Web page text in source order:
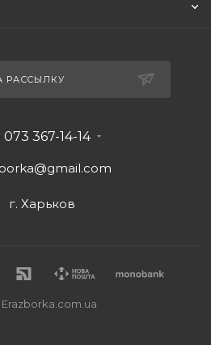
РАССЫЛКУ
073 367-14-14
г. Харьков